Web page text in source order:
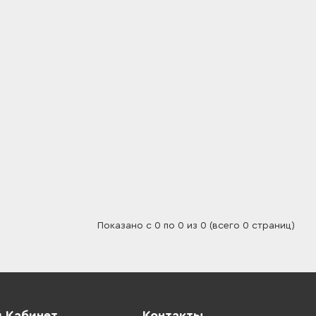
Показано с 0 по 0 из 0 (всего 0 страниц)